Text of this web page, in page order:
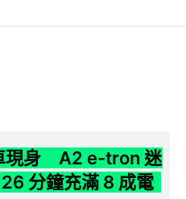
現身 A2 e-tron 迷
分鐘充滿 8 成電